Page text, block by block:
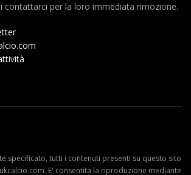
contattarci per la loro immediata rimozione.
specificato, tutti i contenuti presenti su questo sito
E' consentita la riproduzione mediante